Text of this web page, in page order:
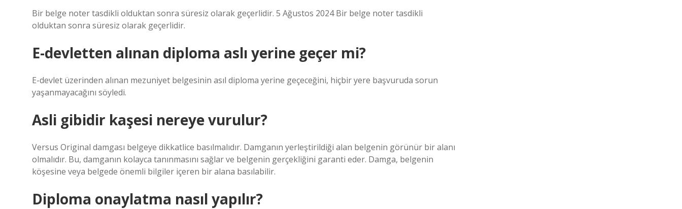
Bir belge noter tasdikli olduktan sonra süresiz olarak geçerlidir. 5 Ağustos 2024 Bir belge noter tasdikli
olduktan sonra süresiz olarak geçerlidir.
E-devletten alınan diploma aslı yerine geçer mi?
E-devlet üzerinden alınan mezuniyet belgesinin asıl diploma yerine geçeceğini, hiçbir yere başvuruda sorun
yaşanmayacağını söyledi.
Asli gibidir kaşesi nereye vurulur?
Versus Original damgası belgeye dikkatlice basılmalıdır. Damganın yerleştirildiği alan belgenin görünür bir alanı
olmalıdır. Bu, damganın kolayca tanınmasını sağlar ve belgenin gerçekliğini garanti eder. Damga, belgenin
köşesine veya belgede önemli bilgiler içeren bir alana basılabilir.
Diploma onaylatma nasıl yapılır?